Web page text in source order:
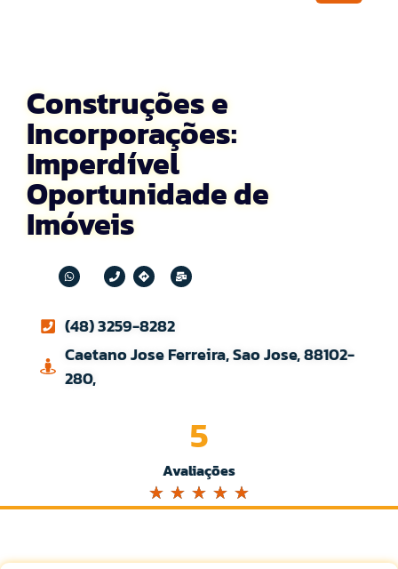
Construções e
Incorporações:
Imperdível
Oportunidade de
Imóveis
(48) 3259-8282
Caetano Jose Ferreira, Sao Jose, 88102-
280,
Avaliações
5
☆ ☆ ☆ ☆ ☆